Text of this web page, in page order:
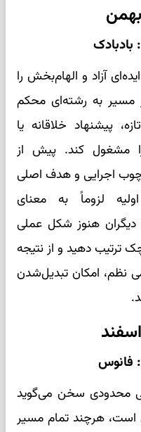
آزاد و الهام‌بخش را
مسیر به رشته‌ای محکم
پیشنهاد خلاقانه یا
مشغول کند. پیش از
اجرایی و هدف اصلی
لزوماً به معنای
دیگران هنوز شکل عملی
ترتیب دهید و از نتیجه
نظم، امکان تبدیل‌شدن
فانوس
محدودی سخن می‌گوید
است، هرچند تمام مسیر